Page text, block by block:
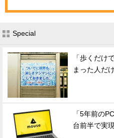
Special
「歩くだ
まった人だ
「5年前の
台前半で実